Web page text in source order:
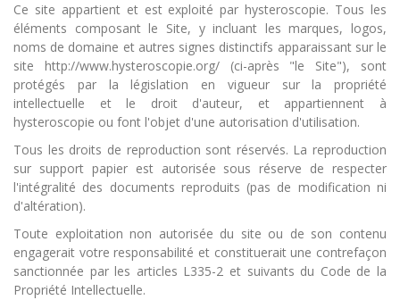
Ce site appartient et est exploité par hysteroscopie. Tous les
éléments composant le Site, y incluant les marques, logos,
noms de domaine et autres signes distinctifs apparaissant sur le
site http://www.hysteroscopie.org/ (ci-après "le Site"), sont
protégés par la législation en vigueur sur la propriété
intellectuelle et le droit d'auteur, et appartiennent à
hysteroscopie ou font l'objet d'une autorisation d'utilisation.
Tous les droits de reproduction sont réservés. La reproduction
sur support papier est autorisée sous réserve de respecter
l'intégralité des documents reproduits (pas de modification ni
d'altération).
Toute exploitation non autorisée du site ou de son contenu
engagerait votre responsabilité et constituerait une contrefaçon
sanctionnée par les articles L335-2 et suivants du Code de la
Propriété Intellectuelle.